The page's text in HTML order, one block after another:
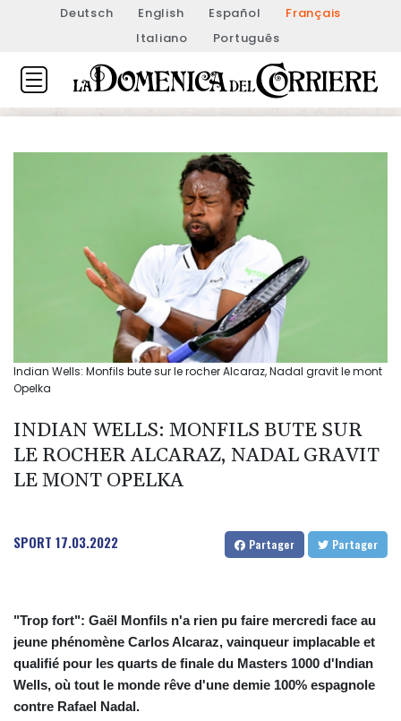
Deutsch English Español
Français
Italiano
Português
Indian Wells: Monfils bute sur le rocher Alcaraz, Nadal gravit le mont
Opelka
INDIAN WELLS: MONFILS BUTE SUR
LE ROCHER ALCARAZ, NADAL GRAVIT
LE MONT OPELKA
SPORT 17.03.2022 Partager Partager
"Trop fort": Gaël Monfils n'a rien pu faire mercredi face au
jeune phénomène Carlos Alcaraz, vainqueur implacable et
qualifié pour les quarts de finale du Masters 1000 d'Indian
Wells, où tout le monde rêve d'une demie 100% espagnole
contre Rafael Nadal.